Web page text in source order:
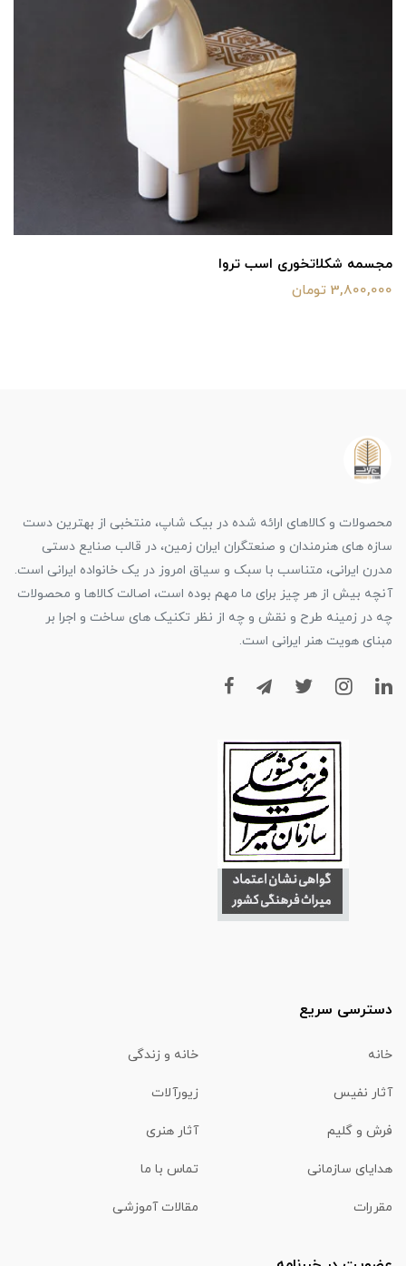
مجسمه شکلاتخوری اسب تروا
3,800,000 تومان
محصولات و کالاهای ارائه شده در بیک شاپ، منتخبی از بهترین دست
سازه های هنرمندان و صنعتگران ایران زمین، در قالب صنایع دستی
مدرن ایرانی، متناسب با سبک و سیاق امروز در یک خانواده ایرانی است.
آنچه بیش از هر چیز برای ما مهم بوده است، اصالت کالاها و محصولات
چه در زمینه طرح و نقش و چه از نظر تکنیک های ساخت و اجرا بر
مبنای هویت هنر ایرانی است.
دسترسی سریع
خانه خانه و زندگی
آثار نفیس زیورآلات
فرش و گلیم آثار هنری
هدایای سازمانی تماس با ما
مقررات مقالات آموزشی